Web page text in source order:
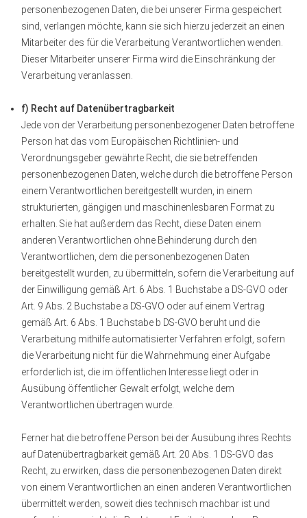
personenbezogenen Daten, die bei unserer Firma gespeichert
sind, verlangen möchte, kann sie sich hierzu jederzeit an einen
Mitarbeiter des für die Verarbeitung Verantwortlichen wenden.
Dieser Mitarbeiter unserer Firma wird die Einschränkung der
Verarbeitung veranlassen.
f) Recht auf Datenübertragbarkeit
Jede von der Verarbeitung personenbezogener Daten betroffene
Person hat das vom Europäischen Richtlinien- und
Verordnungsgeber gewährte Recht, die sie betreffenden
personenbezogenen Daten, welche durch die betroffene Person
einem Verantwortlichen bereitgestellt wurden, in einem
strukturierten, gängigen und maschinenlesbaren Format zu
erhalten. Sie hat außerdem das Recht, diese Daten einem
anderen Verantwortlichen ohne Behinderung durch den
Verantwortlichen, dem die personenbezogenen Daten
bereitgestellt wurden, zu übermitteln, sofern die Verarbeitung auf
der Einwilligung gemäß Art. 6 Abs. 1 Buchstabe a DS-GVO oder
Art. 9 Abs. 2 Buchstabe a DS-GVO oder auf einem Vertrag
gemäß Art. 6 Abs. 1 Buchstabe b DS-GVO beruht und die
Verarbeitung mithilfe automatisierter Verfahren erfolgt, sofern
die Verarbeitung nicht für die Wahrnehmung einer Aufgabe
erforderlich ist, die im öffentlichen Interesse liegt oder in
Ausübung öffentlicher Gewalt erfolgt, welche dem
Verantwortlichen übertragen wurde.
Ferner hat die betroffene Person bei der Ausübung ihres Rechts
auf Datenübertragbarkeit gemäß Art. 20 Abs. 1 DS-GVO das
Recht, zu erwirken, dass die personenbezogenen Daten direkt
von einem Verantwortlichen an einen anderen Verantwortlichen
übermittelt werden, soweit dies technisch machbar ist und